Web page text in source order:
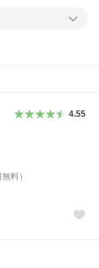
4.55
料）